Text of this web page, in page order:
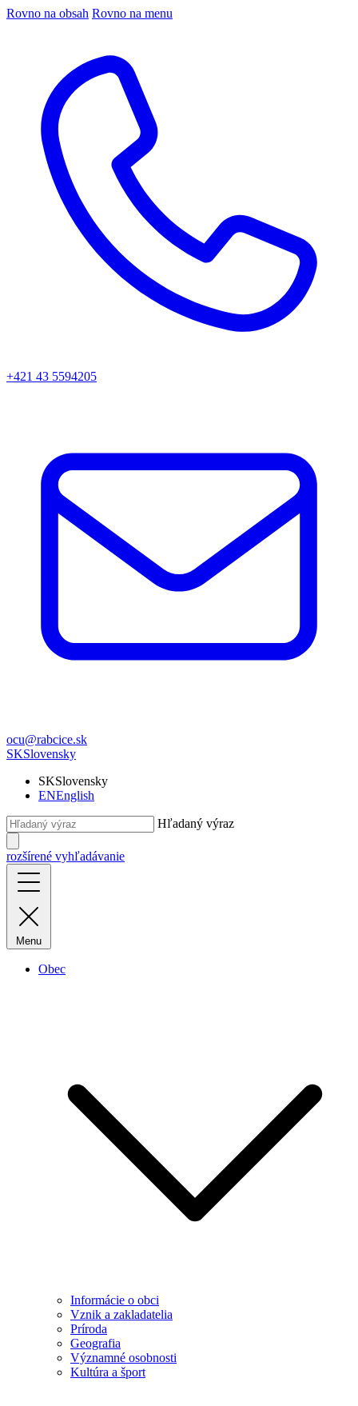
Rovno na obsah Rovno na menu
+421 43 5594205
ocu@rabcice.sk
SKSlovensky
SKSlovensky
ENEnglish
Hľadaný výraz
rozšírené vyhľadávanie
Menu
Obec
Informácie o obci
Vznik a zakladatelia
Príroda
Geografia
Významné osobnosti
Kultúra a šport